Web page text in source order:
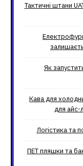
Тактичні штани
Як
Кава для
для айс-
Логістика та
ПЕТ пляшки та